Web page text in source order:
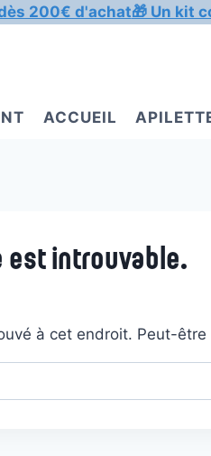
200€ d'achat🎁 Un kit
ACCUEIL
est introuvable.
à cet endroit. Peut-